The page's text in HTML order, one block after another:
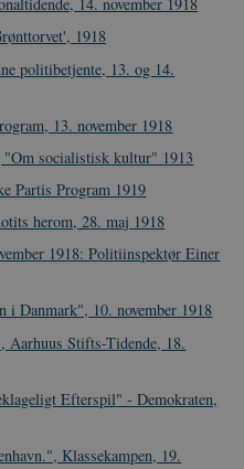
1918
politibetjente, 13. og 14.
13. november 1918
socialistisk kultur" 1913
Partis Program 1919
herom, 28. maj 1918
1918: Politiinspektør Einer
i Danmark", 10. november 1918
Aarhuus Stifts-Tidende, 18.
Efterspil" - Demokraten,
Klassekampen, 19.